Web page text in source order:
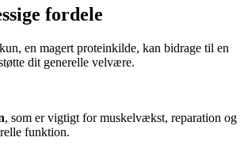
fordele
en magert proteinkilde, kan bidrage til en
dit generelle velvære.
, som er vigtigt for muskelvækst, reparation og
funktion.